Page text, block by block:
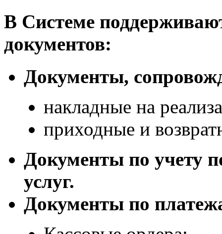
В Системе
документов:
Документы,
накладные на
приходные и
Документы по учету
услуг.
Документы по